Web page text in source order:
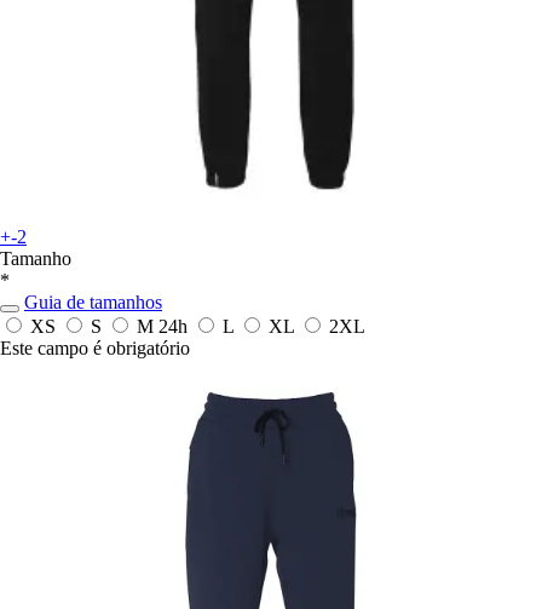
+-2
Tamanho
*
Guia de tamanhos
XS
S M 24h L XL
2XL
Este campo é obrigatório